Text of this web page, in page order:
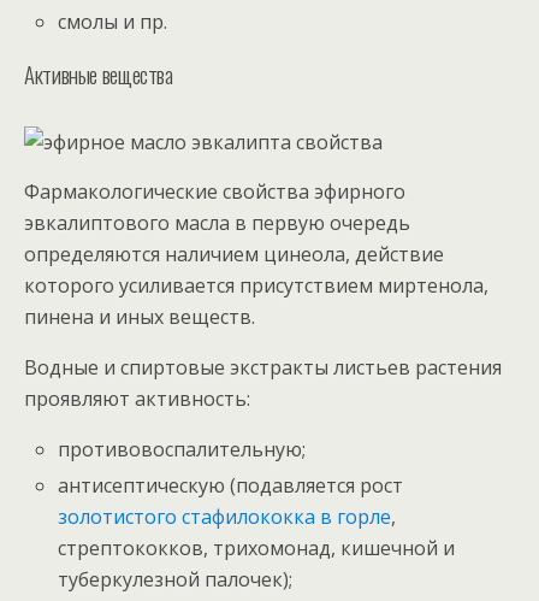
смолы и пр.
Активные вещества
Фармакологические свойства эфирного
эвкалиптового масла в первую очередь
определяются наличием цинеола, действие
которого усиливается присутствием миртенола,
пинена и иных веществ.
Водные и спиртовые экстракты листьев растения
проявляют активность:
противовоспалительную;
антисептическую (подавляется рост
золотистого стафилококка в горле,
стрептококков, трихомонад, кишечной и
туберкулезной палочек);